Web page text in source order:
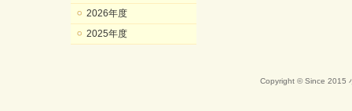
2026年度
2025年度
Copyright © Since 2015